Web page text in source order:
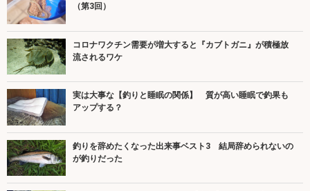
（第3回）
コロナワクチン需要が増大すると『カブトガニ』が積極放
流されるワケ
実は大事な【釣りと睡眠の関係】 質が高い睡眠で釣果も
アップする？
釣りを辞めたくなった出来事ベスト3 結局辞められないの
が釣りだった